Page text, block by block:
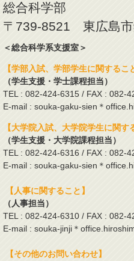
総合科学部
〒739-8521 東広島市
＜総合科学系支援室＞
【学部入試、学部学生に関するこ
（学生支援・学士課程担当）
TEL : 082-424-6315 / FAX : 082-
E-mail : souka-gaku-sien＊
【大学院入試、大学院学生に関す
（学生支援・大学院課程担当）
TEL : 082-424-6316 / FAX : 082-
E-mail : souka-gaku-sien＊
【人事に関すること】
（人事担当）
TEL : 082-424-6310 / FAX : 082-
E-mail : souka-jinji＊
【その他のお問い合わせ】